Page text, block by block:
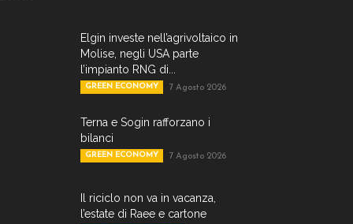
Elgin investe nell’agrivoltaico in
Molise, negli USA parte
l’impianto RNG di...
GREEN ECONOMY 7 Agosto 2026
Terna e Sogin rafforzano i
bilanci
GREEN ECONOMY 7 Agosto 2026
Il riciclo non va in vacanza,
l’estate di Raee e cartone